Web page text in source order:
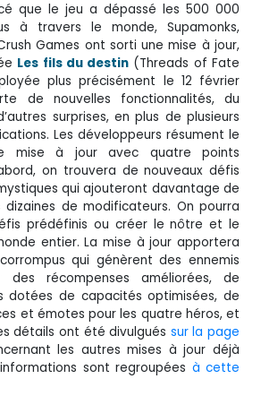
que le jeu a dépassé les 500 000
à travers le monde, Supamonks,
Games ont sorti une mise à jour,
Les fils du destin (Threads of Fate
plus précisément le 12 février
de nouvelles fonctionnalités, du
surprises, en plus de plusieurs
Les développeurs résument le
mise à jour avec quatre points
on trouvera de nouveaux défis
qui ajouteront davantage de
de modificateurs. On pourra
prédéfinis ou créer le nôtre et le
entier. La mise à jour apportera
qui génèrent des ennemis
récompenses améliorées, de
dotées de capacités optimisées, de
et émotes pour les quatre héros, et
détails ont été divulgués sur la page
les autres mises à jour déjà
sont regroupées à cette